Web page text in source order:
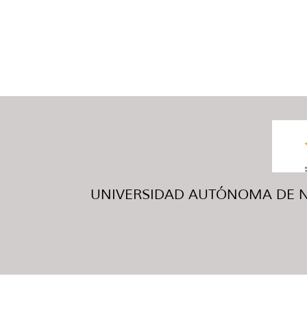
UNIVERSIDAD AUTÓNOMA DE